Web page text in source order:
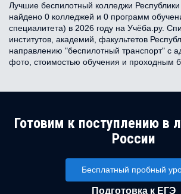
Лучшие беспилотный колледжи Республики
найдено 0 колледжей и 0 программ
специалитета) в 2026 году на Учёба.ру.
институтов, академий, факультетов
направлению "беспилотный транспорт" с
фото, стоимостью обучения и проходным
Готовим к поступлению в
России
Бесплатный пробный
Подготовка к ЕГЭ